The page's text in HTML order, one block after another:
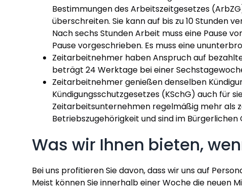
Bestimmungen des Arbeitszeitgesetzes
überschreiten. Sie kann auf bis zu 10 Stunden
Nach sechs Stunden Arbeit muss eine Pause
Pause vorgeschrieben. Es muss eine
Zeitarbeitnehmer haben Anspruch auf
beträgt 24 Werktage bei einer
Zeitarbeitnehmer genießen denselben
Kündigungsschutzgesetzes (KSchG) auch für
Zeitarbeitsunternehmen regelmäßig mehr als
Betriebszugehörigkeit und sind im
Was wir Ihnen bieten,
Bei uns profitieren Sie davon, dass wir uns auf
Meist können Sie innerhalb einer Woche die neuen